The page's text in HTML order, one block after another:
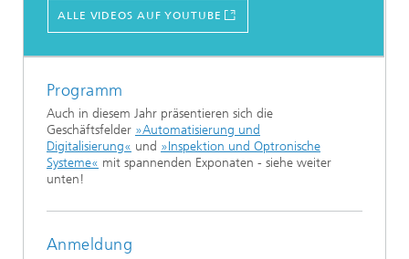
ALLE VIDEOS AUF YOUTUBE
Programm
Auch in diesem Jahr präsentieren sich die
Geschäftsfelder »Automatisierung und
Digitalisierung« und »Inspektion und Optronische
Systeme« mit spannenden Exponaten - siehe weiter
unten!
Anmeldung